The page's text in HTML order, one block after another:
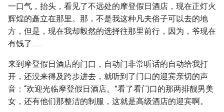
一口气，抬头，看见了不远处的摩登假日酒店，现在正灯火
辉煌的矗立在那里。那，不是我这种凡夫俗子可以去的地
方，但是，现在我却毅然的选择往那里前行，因为，爷现在
有钱了……
来到摩登假日酒店的门口，自动门非常听话的自动给我打
开，还没来得及跨步进去，就听到了门口的迎宾亲切的声
音：“欢迎光临摩登假日酒店。”看了看门口的那两排靓男美
女，还有他们那整洁的制服，这就是高级酒店的迎宾啊。